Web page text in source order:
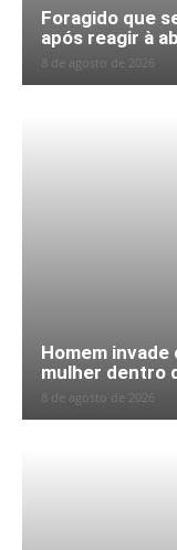
Foragido que
após reagir à
8 de agosto de 2026
Homem invade
mulher dentro
8 de agosto de 2026